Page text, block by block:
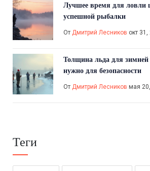
Лучшее время для ловли
успешной рыбалки
От Дмитрий Лесников окт
Толщина льда для
нужно для безопасности
От Дмитрий Лесников мая
Теги